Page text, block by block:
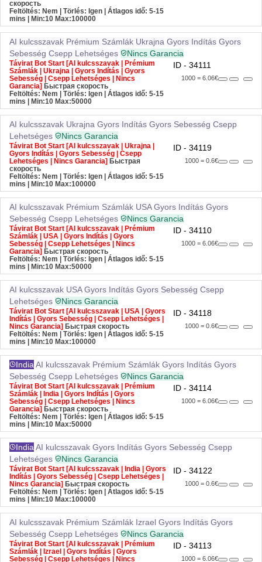
скорость
Feltöltés: Nem | Törlés: Igen | Átlagos idő: 5-15
mins
| Min:10 Max:100000
AI kulcsszavak Prémium Számlák Ukrajna Gyors Indítás Gyors
Sebesség Csepp Lehetséges Nincs Garancia
Távirat Bot Start [AI kulcsszavak | Prémium
Számlák | Ukrajna | Gyors Indítás | Gyors
Sebesség | Csepp Lehetséges | Nincs
Garancia] Быстрая скорость
Feltöltés: Nem | Törlés: Igen | Átlagos idő: 5-15
mins
| Min:10 Max:50000
ID - 34111
1000 = 6.06€
AI kulcsszavak Ukrajna Gyors Indítás Gyors Sebesség Csepp
Lehetséges
Nincs Garancia
Távirat Bot Start [AI kulcsszavak | Ukrajna |
Gyors Indítás | Gyors Sebesség | Csepp
Lehetséges | Nincs Garancia] Быстрая
скорость
Feltöltés: Nem | Törlés: Igen | Átlagos idő: 5-15
mins
| Min:10 Max:100000
ID - 34119
1000 = 0.6€
AI kulcsszavak Prémium Számlák USA Gyors Indítás Gyors
Sebesség Csepp Lehetséges Nincs Garancia
Távirat Bot Start [AI kulcsszavak | Prémium
Számlák | USA | Gyors Indítás | Gyors
Sebesség | Csepp Lehetséges | Nincs
Garancia] Быстрая скорость
Feltöltés: Nem | Törlés: Igen | Átlagos idő: 5-15
mins
| Min:10 Max:50000
ID - 34110
1000 = 6.06€
AI kulcsszavak USA Gyors Indítás Gyors Sebesség Csepp
Lehetséges
Nincs Garancia
Távirat Bot Start [AI kulcsszavak | USA | Gyors
Indítás | Gyors Sebesség | Csepp Lehetséges |
Nincs Garancia] Быстрая скорость
Feltöltés: Nem | Törlés: Igen | Átlagos idő: 5-15
mins
| Min:10 Max:100000
ID - 34118
1000 = 0.6€
India AI kulcsszavak Prémium Számlák Gyors Indítás Gyors
Sebesség Csepp Lehetséges Nincs Garancia
Távirat Bot Start [AI kulcsszavak | Prémium
Számlák | India | Gyors Indítás | Gyors
Sebesség | Csepp Lehetséges | Nincs
Garancia] Быстрая скорость
Feltöltés: Nem | Törlés: Igen | Átlagos idő: 5-15
mins
| Min:10 Max:50000
ID - 34114
1000 = 6.06€
India AI kulcsszavak Gyors Indítás Gyors Sebesség Csepp
Lehetséges
Nincs Garancia
Távirat Bot Start [AI kulcsszavak | India | Gyors
Indítás | Gyors Sebesség | Csepp Lehetséges |
Nincs Garancia] Быстрая скорость
Feltöltés: Nem | Törlés: Igen | Átlagos idő: 5-15
mins
| Min:10 Max:100000
ID - 34122
1000 = 0.6€
AI kulcsszavak Prémium Számlák Izrael Gyors Indítás Gyors
Sebesség Csepp Lehetséges Nincs Garancia
Távirat Bot Start [AI kulcsszavak | Prémium
Számlák | Izrael | Gyors Indítás | Gyors
Sebesség | Csepp Lehetséges | Nincs
ID - 34113
1000 = 6.06€